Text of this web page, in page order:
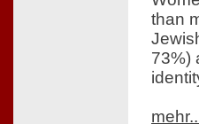
than
73%)